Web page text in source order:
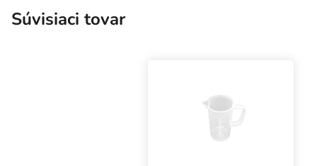
Súvisiaci tovar